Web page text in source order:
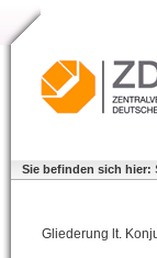
Sie befinden sich hier:
Gliederung lt.